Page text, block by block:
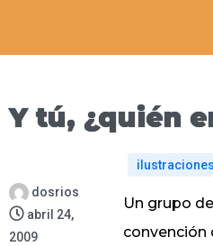
Y tú, ¿quién
dosrios
abril 24,
2009
Un grupo
convención